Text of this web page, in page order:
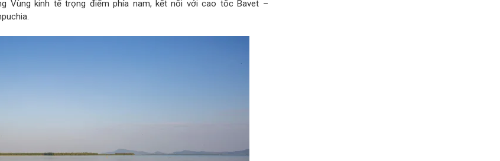
Vùng kinh tế trọng điểm phía nam, kết nối với cao tốc Bavet –